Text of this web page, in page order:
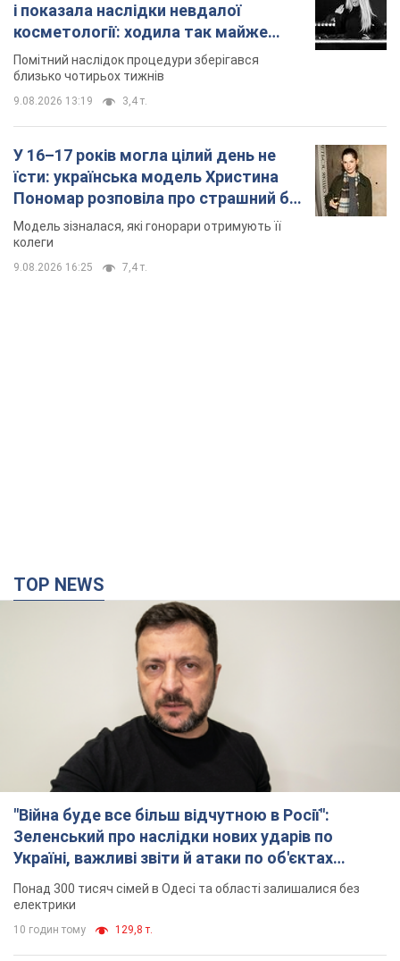
і показала наслідки невдалої
косметології: ходила так майже
місяць
Помітний наслідок процедури зберігався
близько чотирьох тижнів
9.08.2026 13:19 3,4 т.
У 16–17 років могла цілий день не
їсти: українська модель Христина
Пономар розповіла про страшний бік
модельної кар’єри
Модель зізналася, які гонорари отримують її
колеги
9.08.2026 16:25 7,4 т.
TOP NEWS
"Війна буде все більш відчутною в Росії":
Зеленський про наслідки нових ударів по
Україні, важливі звіти й атаки по об'єктах
ворога. Відео
Понад 300 тисяч сімей в Одесі та області залишалися без
електрики
10 годин тому 129,8 т.